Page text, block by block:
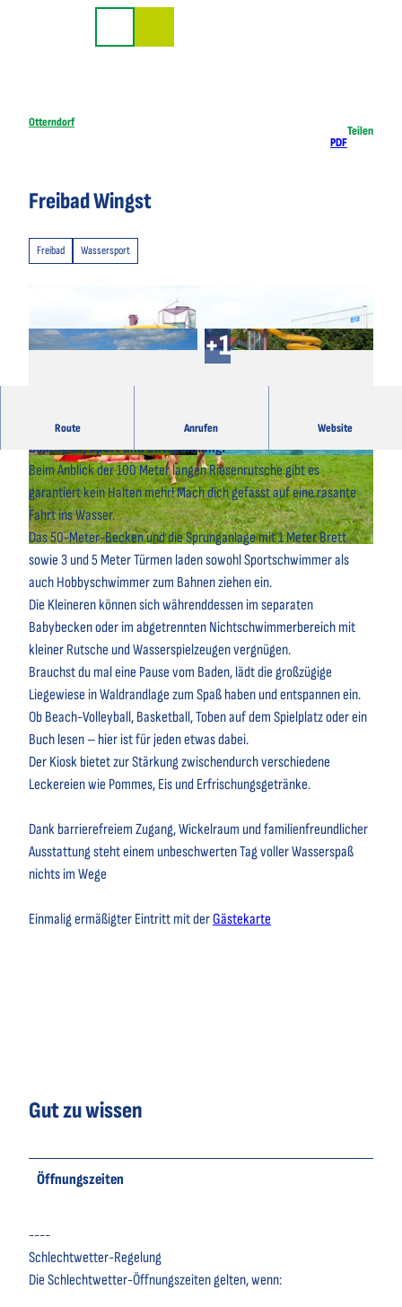
Otterndorf
PDF
Teilen
Freibad Wingst
Freibad Wassersport
© Bernd Otten Photographie |CC-BY © Bernd Otten Photographie | CC-BY
Route Anrufen Website
Im Freibad Wingst erwarten dich abwechslungsreicher
Badespaß, Sport und Entspannung.
Beim Anblick der 100 Meter langen Riesenrutsche gibt es
garantiert kein Halten mehr! Mach dich gefasst auf eine rasante
Fahrt ins Wasser.
Das 50-Meter-Becken und die Sprunganlage mit 1 Meter Brett
sowie 3 und 5 Meter Türmen laden sowohl Sportschwimmer als
auch Hobbyschwimmer zum Bahnen ziehen ein.
Die Kleineren können sich währenddessen im separaten
Babybecken oder im abgetrennten Nichtschwimmerbereich mit
kleiner Rutsche und Wasserspielzeugen vergnügen.
Brauchst du mal eine Pause vom Baden, lädt die großzügige
Liegewiese in Waldrandlage zum Spaß haben und entspannen ein.
Ob Beach-Volleyball, Basketball, Toben auf dem Spielplatz oder ein
Buch lesen – hier ist für jeden etwas dabei.
Der Kiosk bietet zur Stärkung zwischendurch verschiedene
Leckereien wie Pommes, Eis und Erfrischungsgetränke.
Dank barrierefreiem Zugang, Wickelraum und familienfreundlicher
Ausstattung steht einem unbeschwerten Tag voller Wasserspaß
nichts im Wege
Einmalig ermäßigter Eintritt mit der Gästekarte
Gut zu wissen
Öffnungszeiten
----
Schlechtwetter-Regelung
Die Schlechtwetter-Öffnungszeiten gelten, wenn: